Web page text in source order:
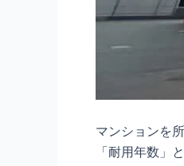
マンションを
「耐用年数」